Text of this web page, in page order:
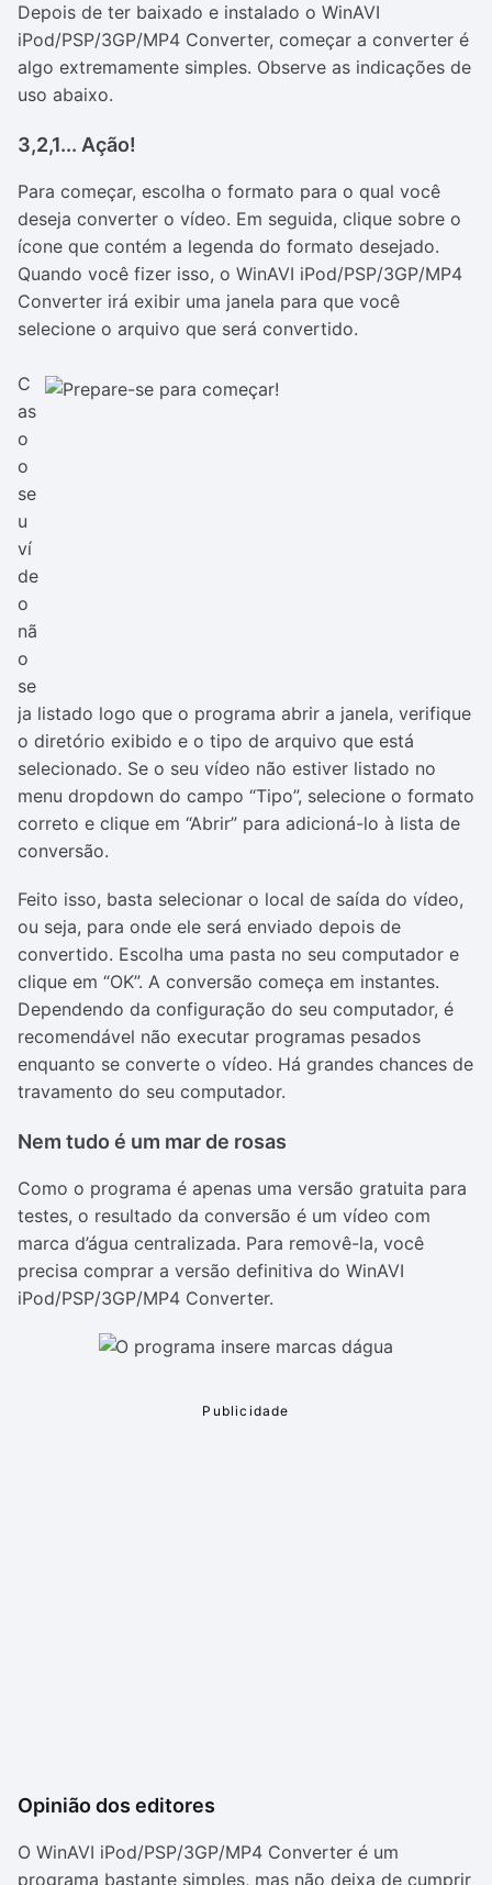
Depois de ter baixado e instalado o WinAVI
iPod/PSP/3GP/MP4 Converter, começar a converter é
algo extremamente simples. Observe as indicações de
uso abaixo.
3,2,1... Ação!
Para começar, escolha o formato para o qual você
deseja converter o vídeo. Em seguida, clique sobre o
ícone que contém a legenda do formato desejado.
Quando você fizer isso, o WinAVI iPod/PSP/3GP/MP4
Converter irá exibir uma janela para que você
selecione o arquivo que será convertido.
C
as
o
o
se
u
ví
de
o
nã
o
se
ja listado logo que o programa abrir a janela, verifique
o diretório exibido e o tipo de arquivo que está
selecionado. Se o seu vídeo não estiver listado no
menu dropdown do campo “Tipo”, selecione o formato
correto e clique em “Abrir” para adicioná-lo à lista de
conversão.
Feito isso, basta selecionar o local de saída do vídeo,
ou seja, para onde ele será enviado depois de
convertido. Escolha uma pasta no seu computador e
clique em “OK”. A conversão começa em instantes.
Dependendo da configuração do seu computador, é
recomendável não executar programas pesados
enquanto se converte o vídeo. Há grandes chances de
travamento do seu computador.
Nem tudo é um mar de rosas
Como o programa é apenas uma versão gratuita para
testes, o resultado da conversão é um vídeo com
marca d’água centralizada. Para removê-la, você
precisa comprar a versão definitiva do WinAVI
iPod/PSP/3GP/MP4 Converter.
Opinião dos editores
O WinAVI iPod/PSP/3GP/MP4 Converter é um
programa bastante simples, mas não deixa de cumprir